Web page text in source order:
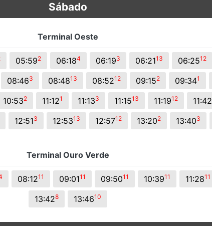
Sábado
Terminal Oeste
05:592 06:184 06:193 06:2113 06:2512
08:463 08:4813 08:5212 09:152 09:341
10:532 11:121 11:133 11:1513 11:1912 11:42
12:513 12:5313 12:5712 13:202 13:403
Terminal Ouro Verde
08:1211 09:0111 09:5011 10:3911 11:2811
13:428 13:4610